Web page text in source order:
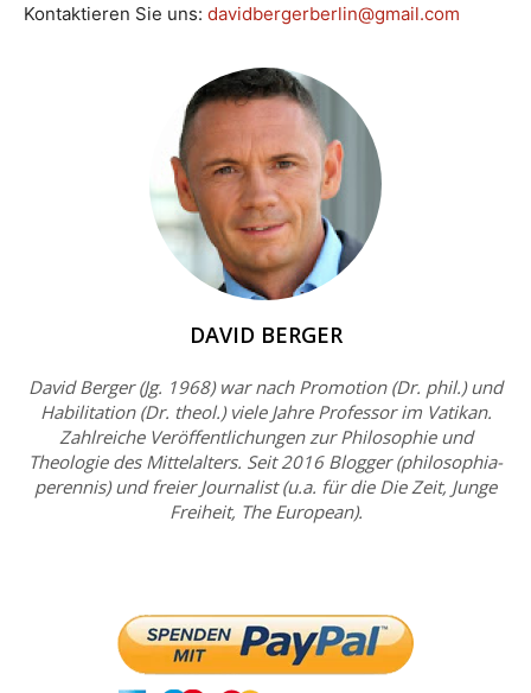
Kontaktieren Sie uns: davidbergerberlin@gmail.com
DAVID BERGER
David Berger (Jg. 1968) war nach Promotion (Dr. phil.) und
Habilitation (Dr. theol.) viele Jahre Professor im Vatikan.
Zahlreiche Veröffentlichungen zur Philosophie und
Theologie des Mittelalters. Seit 2016 Blogger (philosophia-
perennis) und freier Journalist (u.a. für die Die Zeit, Junge
Freiheit, The European).